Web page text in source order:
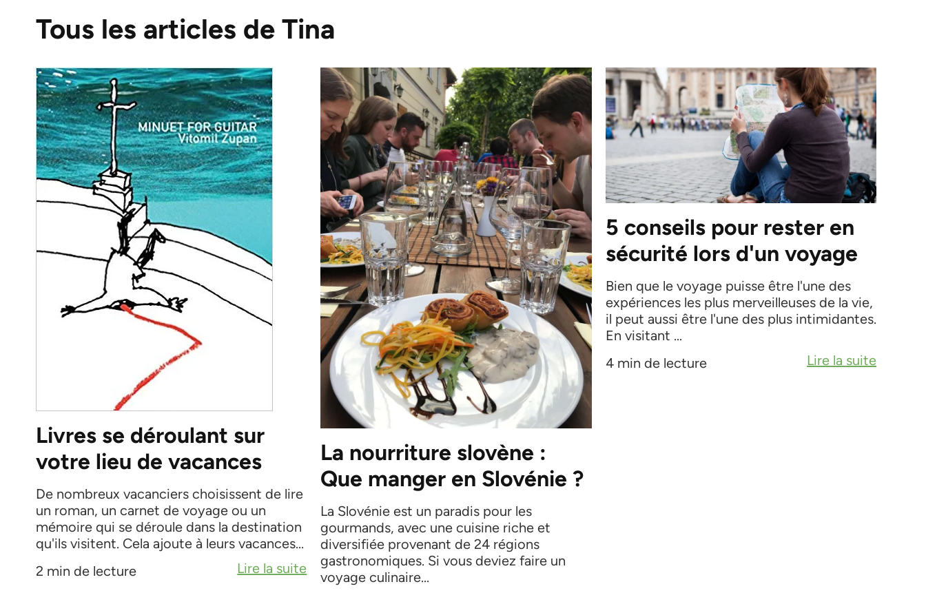
Tous les articles de Tina
Livres se déroulant sur
votre lieu de vacances
De nombreux vacanciers choisissent de lire
un roman, un carnet de voyage ou un
mémoire qui se déroule dans la destination
qu'ils visitent. Cela ajoute à leurs vacances...
2 min de lecture
Lire la suite
La nourriture slovène :
Que manger en Slovénie ?
La Slovénie est un paradis pour les
gourmands, avec une cuisine riche et
diversifiée provenant de 24 régions
gastronomiques. Si vous deviez faire un
voyage culinaire...
5 conseils pour rester en
sécurité lors d'un voyage
Bien que le voyage puisse être l'une des
expériences les plus merveilleuses de la vie,
il peut aussi être l'une des plus intimidantes.
En visitant ...
4 min de lecture
Lire la suite